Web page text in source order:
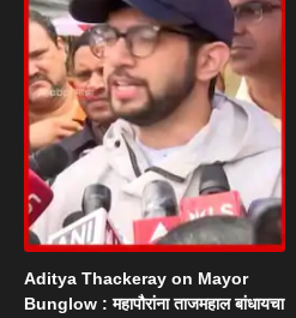
Aditya Thackeray on Mayor
Bunglow : महापौरांना ताजमहाल बांधायचा